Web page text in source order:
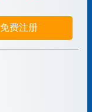
免费注册